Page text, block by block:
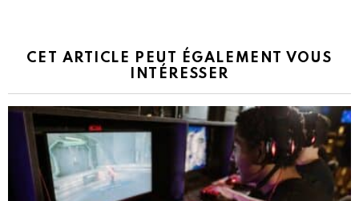
CET ARTICLE PEUT ÉGALEMENT VOUS
INTÉRESSER